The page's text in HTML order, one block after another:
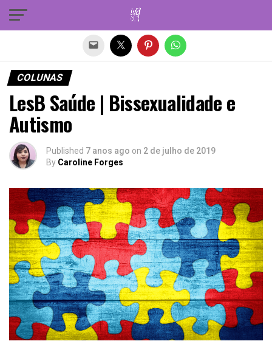
COLUNAS
LesB Saúde | Bissexualidade e
Autismo
Published 7 anos ago on 2 de julho de 2019
By Caroline Forges
Sair da versão mobile